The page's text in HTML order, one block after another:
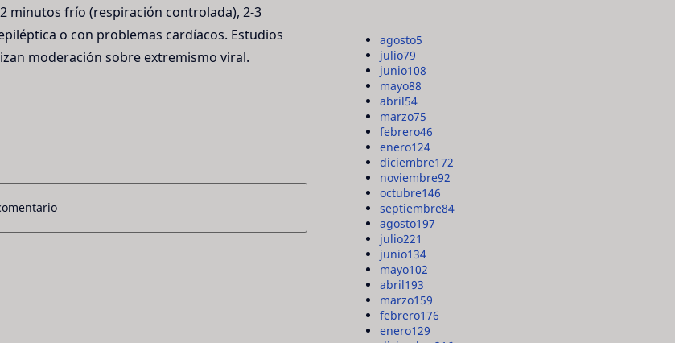
minutos frío (respiración controlada), 2-3
o con problemas cardíacos. Estudios
moderación sobre extremismo viral.
agosto5
julio79
junio108
mayo88
abril54
marzo75
febrero46
enero124
diciembre172
noviembre92
octubre146
septiembre84
agosto197
julio221
junio134
mayo102
abril193
marzo159
febrero176
enero129